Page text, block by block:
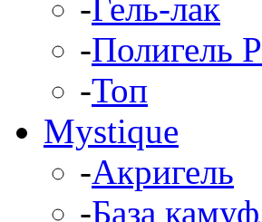
-Гель-лак
-Полигель
-Топ
Mystique
-Акригель
-База